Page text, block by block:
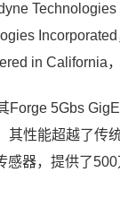
in California
Forge 5Gbs
其性能超越了传
器，提供了500